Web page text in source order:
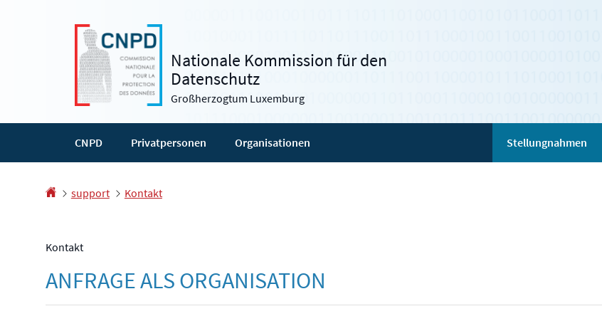
Nationale Kommission für den
Datenschutz
Großherzogtum Luxemburg
CNPD Privatpersonen Organisationen Stellungnahmen
Startseite
support Kontakt
Kontakt
ANFRAGE ALS ORGANISATION